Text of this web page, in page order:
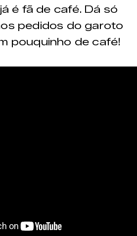
é fã de café. Dá só
pedidos do garoto
pouquinho de café!